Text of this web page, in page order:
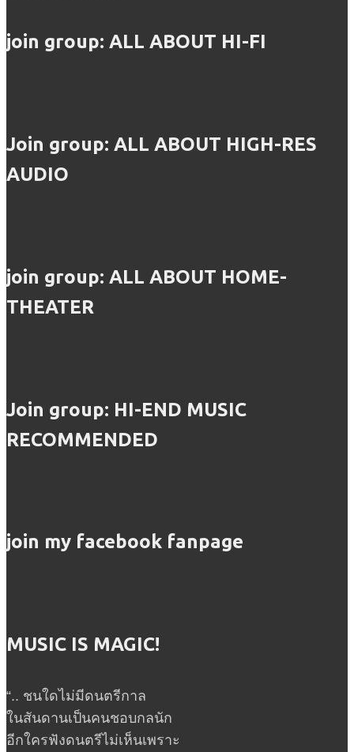
join group: ALL ABOUT HI-FI
Join group: ALL ABOUT HIGH-RES
AUDIO
join group: ALL ABOUT HOME-
THEATER
Join group: HI-END MUSIC
RECOMMENDED
join my facebook fanpage
MUSIC IS MAGIC!
“.. ชนใดไม่มีดนตรีกาล
ในสันดานเป็นคนชอบกลนัก
อีกใครฟังดนตรีไม่เห็นเพราะ